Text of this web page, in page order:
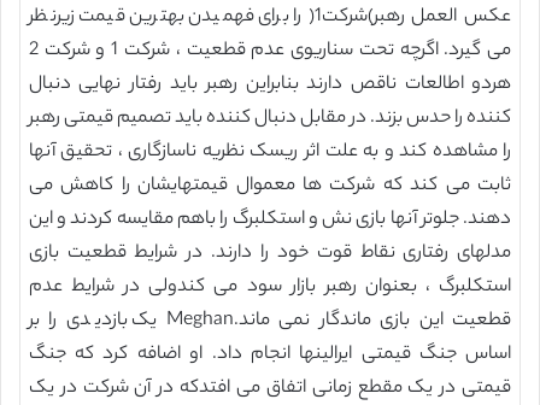
عکس العمل رهبر)شرکت1( را برای فهمیدن بهترین قیمت زیرنظر
می گیرد. اگرچه تحت سناریوی عدم قطعیت ، شرکت 1 و شرکت 2
هردو اطالعات ناقص دارند بنابراین رهبر باید رفتار نهایی دنبال
کننده را حدس بزند. در مقابل دنبال کننده باید تصمیم قیمتی رهبر
را مشاهده کند و به علت اثر ریسک نظریه ناسازگاری ، تحقیق آنها
ثابت می کند که شرکت ها معموال قیمتهایشان را کاهش می
دهند. جلوتر آنها بازی نش و استکلبرگ را باهم مقایسه کردند و این
مدلهای رفتاری نقاط قوت خود را دارند. در شرایط قطعیت بازی
استکلبرگ ، بعنوان رهبر بازار سود می کندولی در شرایط عدم
قطعیت این بازی ماندگار نمی ماند.Meghan یک بازدیدی را بر
اساس جنگ قیمتی ایرالینها انجام داد. او اضافه کرد که جنگ
قیمتی در یک مقطع زمانی اتفاق می افتدکه در آن شرکت در یک